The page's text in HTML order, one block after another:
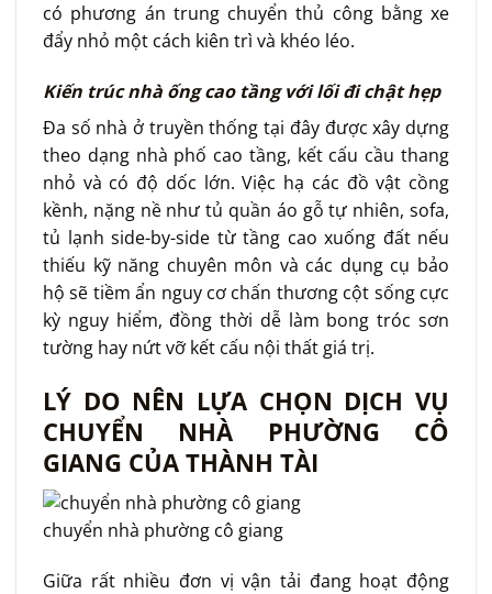
có phương án trung chuyển thủ công bằng xe
đẩy nhỏ một cách kiên trì và khéo léo.
Kiến trúc nhà ống cao tầng với lối đi chật hẹp
Đa số nhà ở truyền thống tại đây được xây dựng
theo dạng nhà phố cao tầng, kết cấu cầu thang
nhỏ và có độ dốc lớn. Việc hạ các đồ vật cồng
kềnh, nặng nề như tủ quần áo gỗ tự nhiên, sofa,
tủ lạnh side-by-side từ tầng cao xuống đất nếu
thiếu kỹ năng chuyên môn và các dụng cụ bảo
hộ sẽ tiềm ẩn nguy cơ chấn thương cột sống cực
kỳ nguy hiểm, đồng thời dễ làm bong tróc sơn
tường hay nứt vỡ kết cấu nội thất giá trị.
LÝ DO NÊN LỰA CHỌN DỊCH VỤ
CHUYỂN NHÀ PHƯỜNG CÔ
GIANG CỦA THÀNH TÀI
chuyển nhà phường cô giang
Giữa rất nhiều đơn vị vận tải đang hoạt động